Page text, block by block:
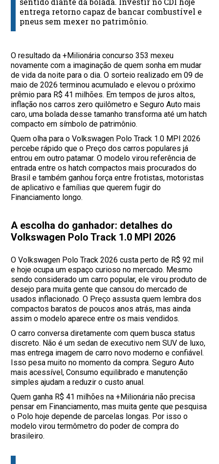
entrega retorno capaz de bancar combustível e
pneus sem mexer no patrimônio.
O resultado da +Milionária concurso 353 mexeu
novamente com a imaginação de quem sonha em mudar
de vida da noite para o dia. O sorteio realizado em 09 de
maio de 2026 terminou acumulado e elevou o próximo
prêmio para R$ 41 milhões. Em tempos de juros altos,
inflação nos carros zero quilômetro e Seguro Auto mais
caro, uma bolada desse tamanho transforma até um hatch
compacto em símbolo de patrimônio.
Quem olha para o Volkswagen Polo Track 1.0 MPI 2026
percebe rápido que o Preço dos carros populares já
entrou em outro patamar. O modelo virou referência de
entrada entre os hatch compactos mais procurados do
Brasil e também ganhou força entre frotistas, motoristas
de aplicativo e famílias que querem fugir do
Financiamento longo.
A escolha do ganhador: detalhes do
Volkswagen Polo Track 1.0 MPI 2026
O Volkswagen Polo Track 2026 custa perto de R$ 92 mil
e hoje ocupa um espaço curioso no mercado. Mesmo
sendo considerado um carro popular, ele virou produto de
desejo para muita gente que cansou do mercado de
usados inflacionado. O Preço assusta quem lembra dos
compactos baratos de poucos anos atrás, mas ainda
assim o modelo aparece entre os mais vendidos.
O carro conversa diretamente com quem busca status
discreto. Não é um sedan de executivo nem SUV de luxo,
mas entrega imagem de carro novo moderno e confiável.
Isso pesa muito no momento da compra. Seguro Auto
mais acessível, Consumo equilibrado e manutenção
simples ajudam a reduzir o custo anual.
Quem ganha R$ 41 milhões na +Milionária não precisa
pensar em Financiamento, mas muita gente que pesquisa
o Polo hoje depende de parcelas longas. Por isso o
modelo virou termômetro do poder de compra do
brasileiro.